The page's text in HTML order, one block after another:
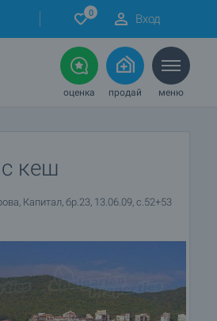
0 Вход
оценка продай меню
кеш
Капитал, бр.23, 13.06.09, с.52+53